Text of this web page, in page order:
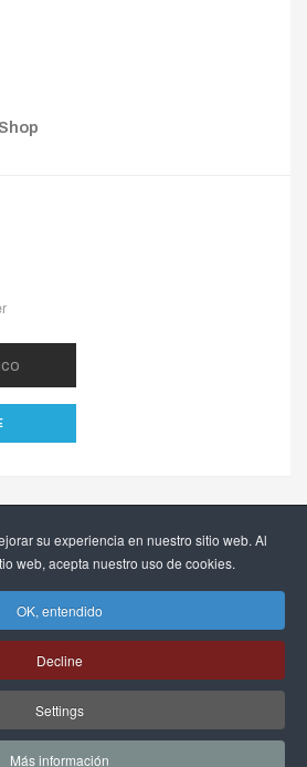
su experiencia en nuestro sitio web. Al
web, acepta nuestro uso de cookies.
OK, entendido
Decline
Settings
Más información
Shop. Todos los derechos reservados.
Webactualizable.com